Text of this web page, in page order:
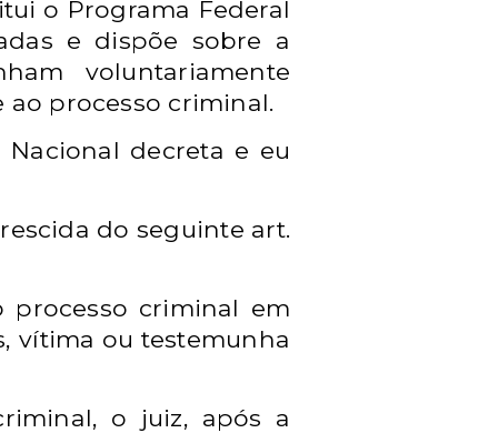
o Programa Federal
e dispõe sobre a
voluntariamente
processo criminal.
Nacional decreta e eu
do seguinte art.
criminal em
vítima ou testemunha
o juiz, após a